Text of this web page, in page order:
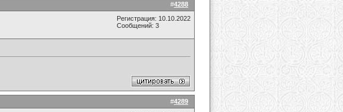
#4288
Регистрация: 10.10.2022
Сообщений: 3
#4289